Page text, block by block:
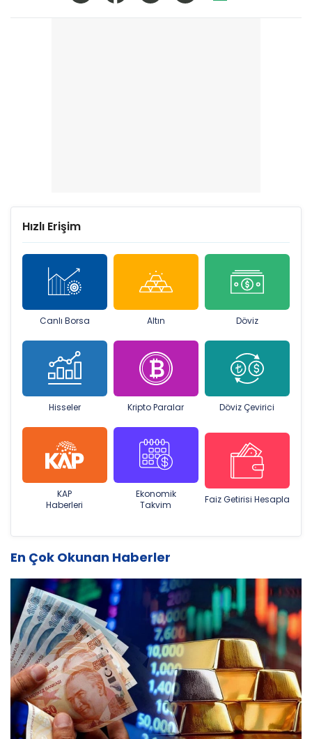
Hızlı Erişim
Canlı Borsa Altın Döviz
Hisseler Kripto Paralar Döviz Çevirici
KAP
Haberleri
Ekonomik
Takvim
Faiz Getirisi Hesapla
En Çok Okunan Haberler